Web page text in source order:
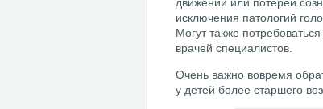
исключения патологий
Могут также
врачей специалистов.
Очень важно вовремя
у детей более старшего